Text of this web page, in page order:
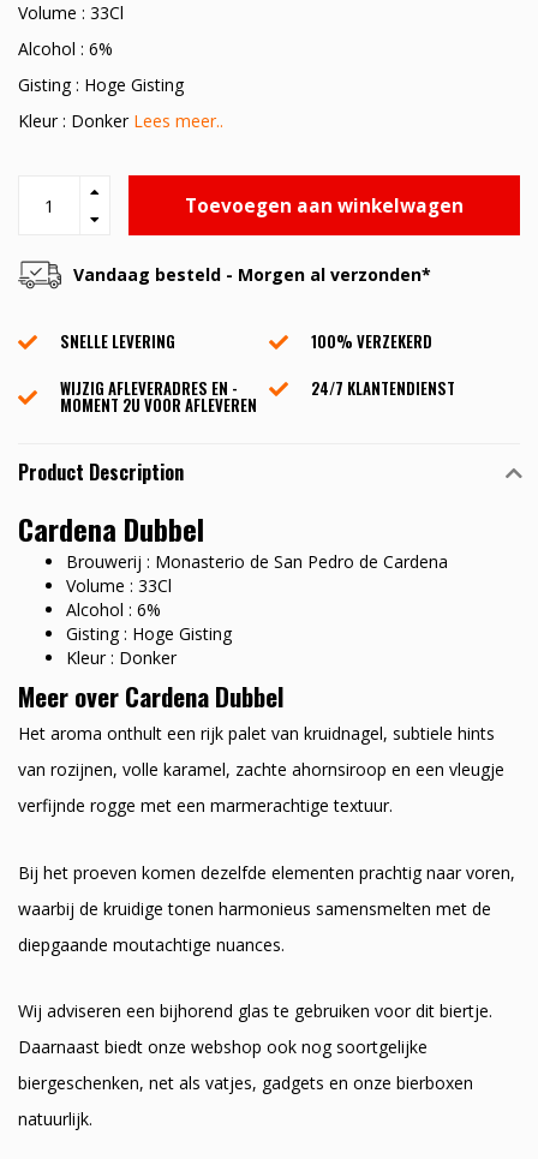
Volume : 33Cl
Alcohol : 6%
Gisting : Hoge Gisting
Kleur : Donker Lees meer..
Toevoegen aan winkelwagen
Vandaag besteld - Morgen al verzonden*
SNELLE LEVERING
100% VERZEKERD
WIJZIG AFLEVERADRES EN -
MOMENT 2U VOOR AFLEVEREN
24/7 KLANTENDIENST
Product Description
Cardena Dubbel
Brouwerij : Monasterio de San Pedro de Cardena
Volume : 33Cl
Alcohol : 6%
Gisting : Hoge Gisting
Kleur : Donker
Meer over Cardena Dubbel
Het aroma onthult een rijk palet van kruidnagel, subtiele hints
van rozijnen, volle karamel, zachte ahornsiroop en een vleugje
verfijnde rogge met een marmerachtige textuur.
Bij het proeven komen dezelfde elementen prachtig naar voren,
waarbij de kruidige tonen harmonieus samensmelten met de
diepgaande moutachtige nuances.
Wij adviseren een bijhorend glas te gebruiken voor dit biertje.
Daarnaast biedt onze webshop ook nog soortgelijke
biergeschenken, net als vatjes, gadgets en onze bierboxen
natuurlijk.